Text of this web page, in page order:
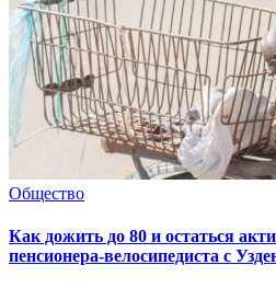
Общество
Как дожить до 80 и остаться
пенсионера-велосипедиста с